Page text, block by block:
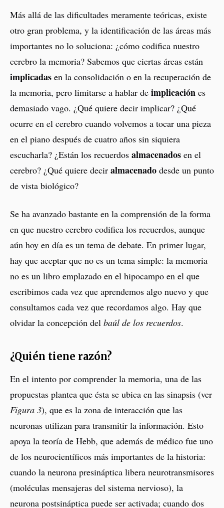
Más allá de las dificultades meramente teóricas, existe
otro gran problema, y la identificación de las áreas más
importantes no lo soluciona: ¿cómo codifica nuestro
cerebro la memoria? Sabemos que ciertas áreas están
implicadas en la consolidación o en la recuperación de
la memoria, pero limitarse a hablar de implicación es
demasiado vago. ¿Qué quiere decir implicar? ¿Qué
ocurre en el cerebro cuando volvemos a tocar una pieza
en el piano después de cuatro años sin siquiera
escucharla? ¿Están los recuerdos almacenados en el
cerebro? ¿Qué quiere decir almacenado desde un punto
de vista biológico?
Se ha avanzado bastante en la comprensión de la forma
en que nuestro cerebro codifica los recuerdos, aunque
aún hoy en día es un tema de debate. En primer lugar,
hay que aceptar que no es un tema simple: la memoria
no es un libro emplazado en el hipocampo en el que
escribimos cada vez que aprendemos algo nuevo y que
consultamos cada vez que recordamos algo. Hay que
olvidar la concepción del baúl de los recuerdos.
¿Quién tiene razón?
En el intento por comprender la memoria, una de las
propuestas plantea que ésta se ubica en las sinapsis (ver
Figura 3), que es la zona de interacción que las
neuronas utilizan para transmitir la información. Esto
apoya la teoría de Hebb, que además de médico fue uno
de los neurocientíficos más importantes de la historia:
cuando la neurona presináptica libera neurotransmisores
(moléculas mensajeras del sistema nervioso), la
neurona postsináptica puede ser activada; cuando dos